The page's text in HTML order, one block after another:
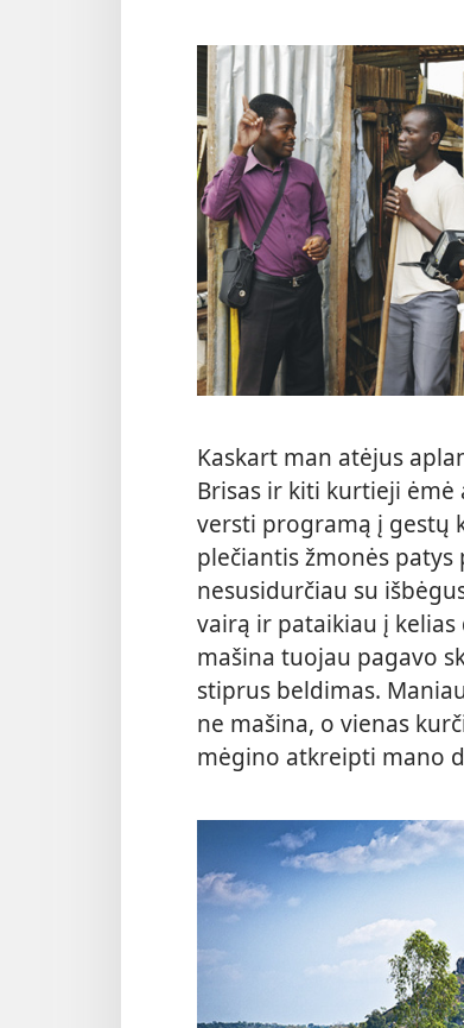
Kaskart man atėjus
Brisas ir kiti kurtieji
versti programą į gestų
plečiantis žmonės
nesusidurčiau su
vairą ir pataikiau į
mašina tuojau pagavo
stiprus beldimas.
ne mašina, o vienas
mėgino atkreipti mano